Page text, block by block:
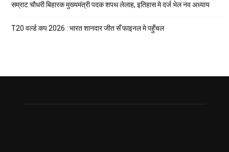
सम्राट चौधरी बिहारक मुख्यमंत्री पदक शपथ लेलाह, इतिहास मे दर्ज भेल नव अध्याय
T20 वर्ल्ड कप 2026 : भारत शानदार जीत सँ फाइनल मे पहुँचल